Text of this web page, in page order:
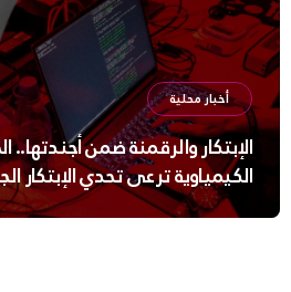
أخبار محلية
الإبتكار والرقمنة ضمن أجندتها..
الكيمياوية ترعى تحدي الإبتكار